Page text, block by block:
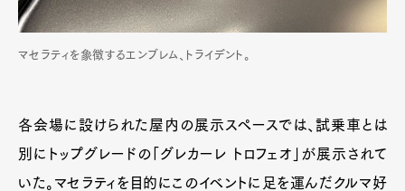
マセラティを象徴するエンブレム、トライデント。
各会場に設けられた屋内の展示スペースでは、試乗車とは
別にトップグレードの「グレカーレ トロフェオ」が展示されて
いた。マセラティを目的にこのイベントに足を運んだクルマ好